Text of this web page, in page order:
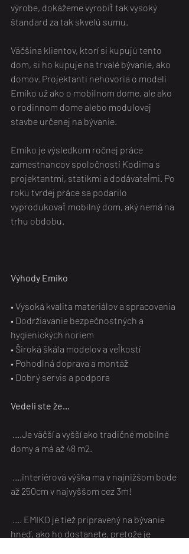
výrobe, dokážeme vyrobiť tak vysoký
štandard za tak skvelú sumu.
Väčšina klientov, ktorí si kupujú tento
dom, si ho kupuje na trvalé bývanie, ako
domov. Projektanti nehovoria o modeli
Emiko už ako o mobilnom dome, ale ako
o rodinnom dome alebo modulovej
stavbe určenej na bývanie.
Emiko je výsledkom ročnej práce
zamestnancov spoločnosti Kodima s
projektantmi, statikmi a dodávateľmi. Po
roku tvrdej práce sa podarilo
vyprodukovať mobilný dom, aký nemá na
trhu obdobu.
Výhody Emiko
• Vysoká kvalita materiálov a spracovania
• Dodržiavanie bezpečnostných a
hygienických noriem
• Široká škála modelov a veľkostí
• Pohodlná doprava a montáž
• Dobrý servis a podpora
Vedeli ste že...
domy a má až 48 m2.
až 250cm v najvyššom cez 3m!
hneď, ako ho dostanete, pretože je